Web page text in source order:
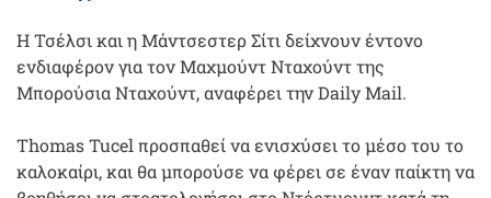
Η Τσέλσι και η Μάντσεστερ Σίτι δείχνουν έντονο
ενδιαφέρον για τον Μαχμούντ Νταχούντ της
Μπορούσια Νταχούντ, αναφέρει την Daily Mail.
Thomas Tucel προσπαθεί να ενισχύσει το μέσο του το
καλοκαίρι, και θα μπορούσε να φέρει σε έναν παίκτη να